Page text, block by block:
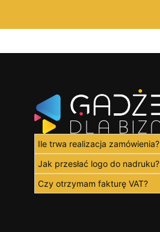
Ile trwa realizacja zamówienia?
Jak przesłać logo do nadruku?
Czy otrzymam fakturę VAT?